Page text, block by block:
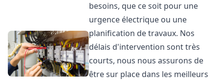
besoins, que ce soit pour une
urgence électrique ou une
planification de travaux. Nos
délais d'intervention sont très
courts, nous nous assurons de
être sur place dans les meilleurs